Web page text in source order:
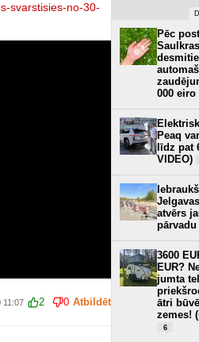
svarstisies-no-30-
11:07 2 0 Atbildēt
Pēc
000 eiro
Peaq
līdz pat
VIDEO)
atvērs
pārvadu
3600
EUR?
jumta
ātri
zemes!
6